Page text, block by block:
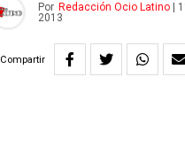
Por Redacción Ocio Latino|
2013
Compartir